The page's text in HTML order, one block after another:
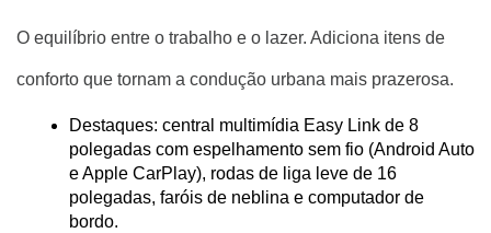
O equilíbrio entre o trabalho e o lazer. Adiciona itens de
conforto que tornam a condução urbana mais prazerosa.
Destaques: central multimídia Easy Link de 8
polegadas com espelhamento sem fio (Android Auto
e Apple CarPlay), rodas de liga leve de 16
polegadas, faróis de neblina e computador de
bordo.